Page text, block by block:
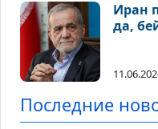
Иран
да,
Последние